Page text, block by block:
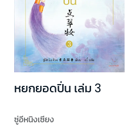
หยกยอดปิ่น เล่ม 3
ซู่อีหนิงเซียง